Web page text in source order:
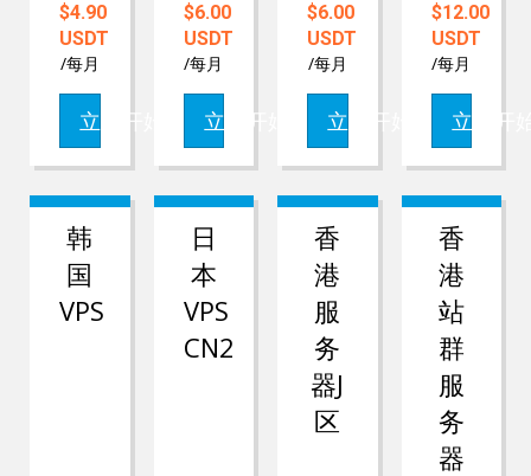
$4.90
USDT
/每月
立即开始
$6.00
USDT
/每月
立即开始
$6.00
USDT
/每月
立即开始
$12.00
USDT
/每月
立即开
韩
国
VPS
日
本
VPS
CN2
香
港
服
务
器J
区
香
港
站
群
服
务
器